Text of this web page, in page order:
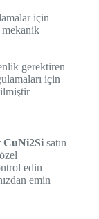
için
gerektiren
için
CuNi2Sisatın
edin
emin